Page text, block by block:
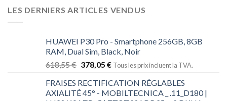
LES DERNIERS ARTICLES VENDUS
HUAWEI P30 Pro - Smartphone 256GB, 8GB
RAM, Dual Sim, Black, Noir
618,55€ 378,05 € Tous les prix incluent la TVA.
FRAISES RECTIFICATION RÉGLABLES
AXIALITÉ 45° - MOBILTECNICA _ .11_D180 |